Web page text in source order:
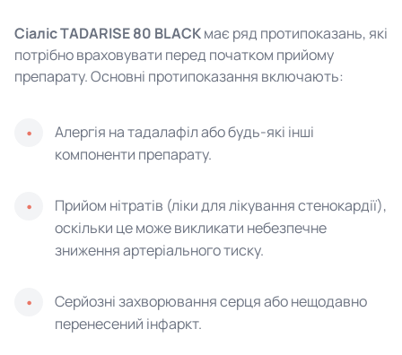
Сіаліс TADARISE 80 BLACKмає ряд протипоказань, які
потрібно враховувати перед початком прийому
препарату. Основні протипоказання включають:
Алергія на тадалафіл або будь-які інші
компоненти препарату.
Прийом нітратів (ліки для лікування стенокардії),
оскільки це може викликати небезпечне
зниження артеріального тиску.
Серйозні захворювання серця або нещодавно
перенесений інфаркт.